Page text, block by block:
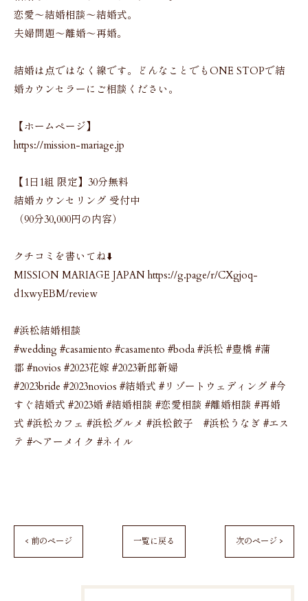
恋愛〜結婚相談〜結婚式。
夫婦問題〜離婚〜再婚。
結婚は点ではなく線です。どんなことでもONE STOPで結
婚カウンセラーにご相談ください。
【ホームページ】
https://mission-mariage.jp
【1日1組 限定】30分無料
結婚カウンセリング 受付中
（90分30,000円の内容）
クチコミを書いてね⬇️
MISSION MARIAGE JAPAN https://g.page/r/CXgjoq-
d1xwyEBM/review
#浜松結婚相談
#wedding #casamiento #casamento #boda #浜松 #豊橋 #蒲
郡 #novios #2023花嫁 #2023新郎新婦
#2023bride #2023novios #結婚式 #リゾートウェディング #今
すぐ結婚式 #2023婚 #結婚相談 #恋愛相談 #離婚相談 #再婚
式 #浜松カフェ #浜松グルメ #浜松餃子 #浜松うなぎ #エス
テ #ヘアーメイク #ネイル
< 前のページ 一覧に戻る 次のページ >